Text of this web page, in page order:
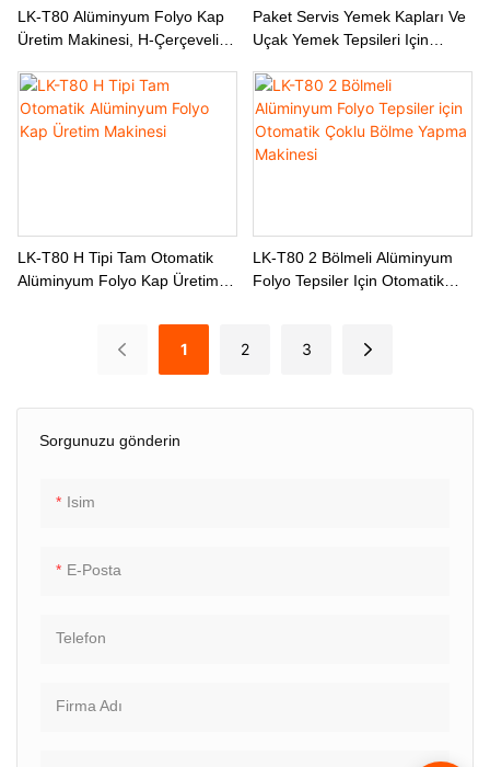
Sorgunuzu gönderin
Isim
E-Posta
Telefon
Firma Adı
LK-T80 Alüminyum Folyo Kap
Üretim Makinesi, H-Çerçeveli
Paket Servis Yemek Kapları Ve
Uçak Yemek Tepsileri Için
Makinesi
LK-T80 H Tipi Tam Otomatik
Alüminyum Folyo Kap Üretim
LK-T80 2 Bölmeli Alüminyum
Folyo Tepsiler Için Otomatik
1 2 3